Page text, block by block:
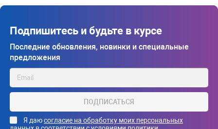
Подпишитесь и будьте в курсе
Последние обновления, новинки и специальные
предложения
ПОДПИСАТЬСЯ
Я даюсогласие на обработку моих персональных